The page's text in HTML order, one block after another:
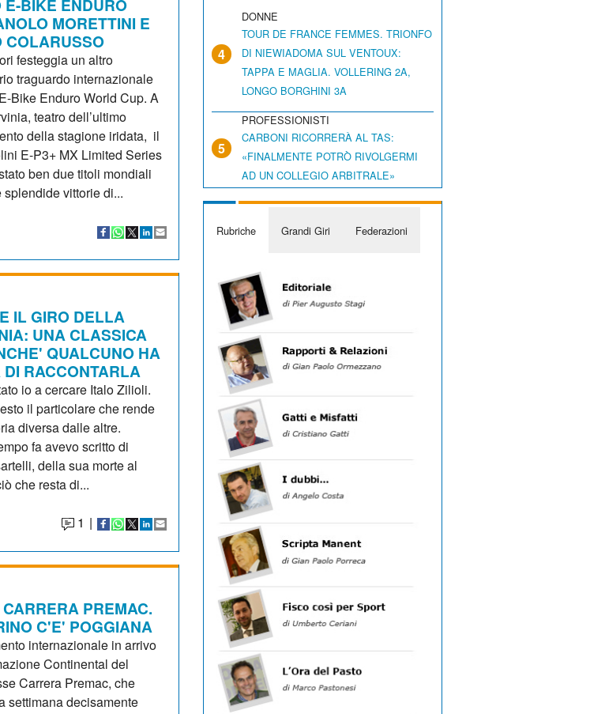
E-BIKE ENDURO
MORETTINI E
COLARUSSO
festeggia un altro
traguardo internazionale
Bike Enduro World Cup. A
teatro dell’ultimo
della stagione iridata, il
E-P3+ MX Limited Series
ben due titoli mondiali
vittorie di...
IL GIRO DELLA
UNA CLASSICA
QUALCUNO HA
RACCONTARLA
io a cercare Italo Zilioli.
il particolare che rende
diversa dalle altre.
fa avevo scritto di
della sua morte al
che resta di...
1 |
PREMAC.
C'E' POGGIANA
internazionale in arrivo
Continental del
Carrera Premac, che
settimana decisamente
4
DONNE
TOUR DE FRANCE FEMMES. TRIONFO
DI NIEWIADOMA SUL VENTOUX:
TAPPA E MAGLIA. VOLLERING 2A,
LONGO BORGHINI 3A
5
PROFESSIONISTI
CARBONI RICORRERÀ AL TAS:
«FINALMENTE POTRÒ RIVOLGERMI
AD UN COLLEGIO ARBITRALE»
Rubriche Grandi Giri Federazioni